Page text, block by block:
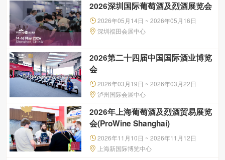
2026深圳国际葡萄酒及烈酒展览会
2026年05月14日 ~ 2026年05月16日
深圳福田会展中心
2026第二十四届中国国际酒业博览
会
2026年03月19日 ~ 2026年03月22日
泸州国际会展中心
2026年上海葡萄酒及烈酒贸易展览
会(ProWine Shanghai)
2026年11月10日 ~ 2026年11月12日
上海新国际博览中心